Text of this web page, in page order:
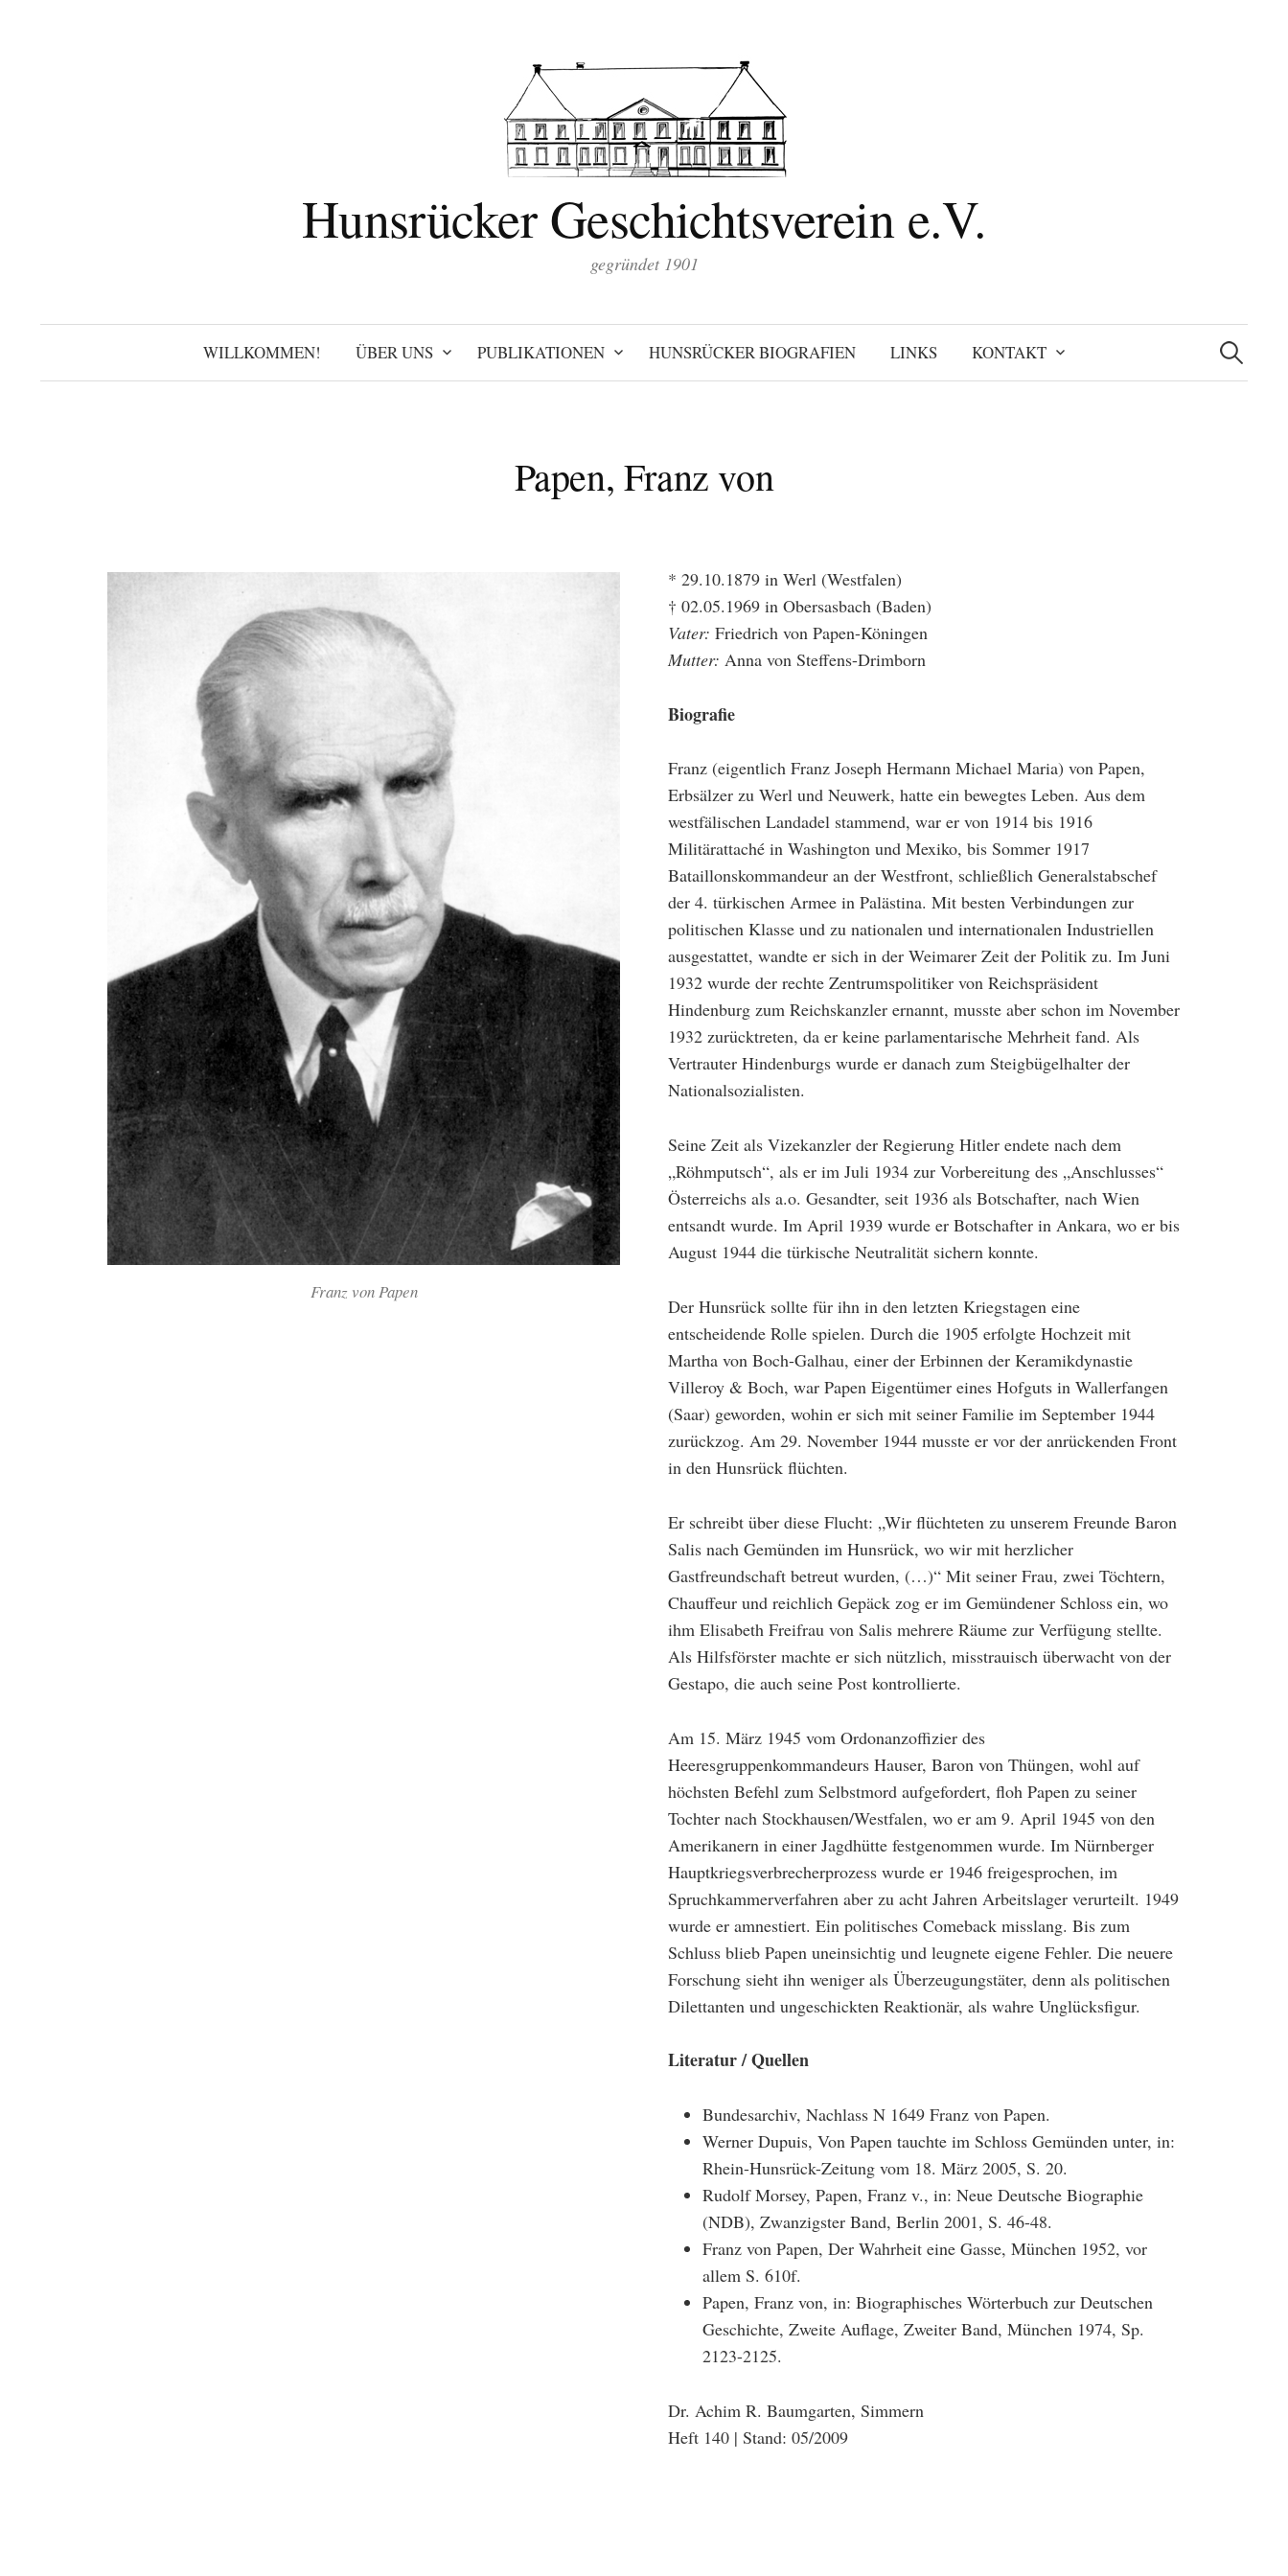
Hunsrücker Geschichtsverein e.V.
gegründet 1901
WILLKOMMEN! ÜBER UNS PUBLIKATIONEN HUNSRÜCKER BIOGRAFIEN LINKS KONTAKT
Suchen
nach:
Papen, Franz von
Franz von Papen
* 29.10.1879 in Werl (Westfalen)
† 02.05.1969 in Obersasbach (Baden)
Vater: Friedrich von Papen-Köningen
Mutter: Anna von Steffens-Drimborn
Biografie
Franz (eigentlich Franz Joseph Hermann Michael Maria) von Papen,
Erbsälzer zu Werl und Neuwerk, hatte ein bewegtes Leben. Aus dem
westfälischen Landadel stammend, war er von 1914 bis 1916
Militärattaché in Washington und Mexiko, bis Sommer 1917
Bataillonskommandeur an der Westfront, schließlich Generalstabschef
der 4. türkischen Armee in Palästina. Mit besten Verbindungen zur
politischen Klasse und zu nationalen und internationalen Industriellen
ausgestattet, wandte er sich in der Weimarer Zeit der Politik zu. Im Juni
1932 wurde der rechte Zentrumspolitiker von Reichspräsident
Hindenburg zum Reichskanzler ernannt, musste aber schon im November
1932 zurücktreten, da er keine parlamentarische Mehrheit fand. Als
Vertrauter Hindenburgs wurde er danach zum Steigbügelhalter der
Nationalsozialisten.
Seine Zeit als Vizekanzler der Regierung Hitler endete nach dem
„Röhmputsch“, als er im Juli 1934 zur Vorbereitung des „Anschlusses“
Österreichs als a.o. Gesandter, seit 1936 als Botschafter, nach Wien
entsandt wurde. Im April 1939 wurde er Botschafter in Ankara, wo er bis
August 1944 die türkische Neutralität sichern konnte.
Der Hunsrück sollte für ihn in den letzten Kriegstagen eine
entscheidende Rolle spielen. Durch die 1905 erfolgte Hochzeit mit
Martha von Boch-Galhau, einer der Erbinnen der Keramikdynastie
Villeroy & Boch, war Papen Eigentümer eines Hofguts in Wallerfangen
(Saar) geworden, wohin er sich mit seiner Familie im September 1944
zurückzog. Am 29. November 1944 musste er vor der anrückenden Front
in den Hunsrück flüchten.
Er schreibt über diese Flucht: „Wir flüchteten zu unserem Freunde Baron
Salis nach Gemünden im Hunsrück, wo wir mit herzlicher
Gastfreundschaft betreut wurden, (…)“ Mit seiner Frau, zwei Töchtern,
Chauffeur und reichlich Gepäck zog er im Gemündener Schloss ein, wo
ihm Elisabeth Freifrau von Salis mehrere Räume zur Verfügung stellte.
Als Hilfsförster machte er sich nützlich, misstrauisch überwacht von der
Gestapo, die auch seine Post kontrollierte.
Am 15. März 1945 vom Ordonanzoffizier des
Heeresgruppenkommandeurs Hauser, Baron von Thüngen, wohl auf
höchsten Befehl zum Selbstmord aufgefordert, floh Papen zu seiner
Tochter nach Stockhausen/Westfalen, wo er am 9. April 1945 von den
Amerikanern in einer Jagdhütte festgenommen wurde. Im Nürnberger
Hauptkriegsverbrecherprozess wurde er 1946 freigesprochen, im
Spruchkammerverfahren aber zu acht Jahren Arbeitslager verurteilt. 1949
wurde er amnestiert. Ein politisches Comeback misslang. Bis zum
Schluss blieb Papen uneinsichtig und leugnete eigene Fehler. Die neuere
Forschung sieht ihn weniger als Überzeugungstäter, denn als politischen
Dilettanten und ungeschickten Reaktionär, als wahre Unglücksfigur.
Literatur / Quellen
Bundesarchiv, Nachlass N 1649 Franz von Papen.
Werner Dupuis, Von Papen tauchte im Schloss Gemünden unter, in:
Rhein-Hunsrück-Zeitung vom 18. März 2005, S. 20.
Rudolf Morsey, Papen, Franz v., in: Neue Deutsche Biographie
(NDB), Zwanzigster Band, Berlin 2001, S. 46-48.
Franz von Papen, Der Wahrheit eine Gasse, München 1952, vor
allem S. 610f.
Papen, Franz von, in: Biographisches Wörterbuch zur Deutschen
Geschichte, Zweite Auflage, Zweiter Band, München 1974, Sp.
2123-2125.
Dr. Achim R. Baumgarten, Simmern
Heft 140 | Stand: 05/2009